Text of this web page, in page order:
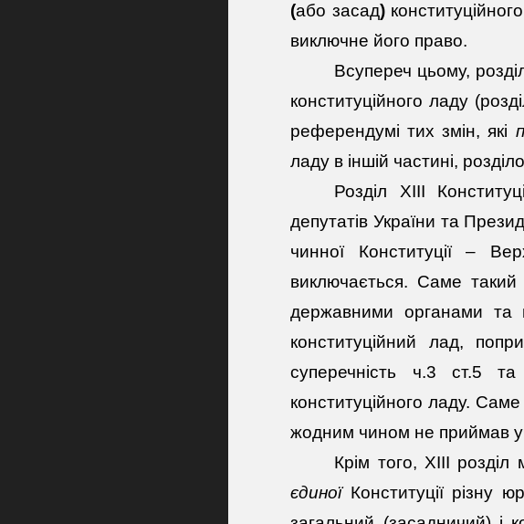
(або засад)
виключне його право.
Всупереч цьому,
конституційного ладу
референдумі тих змін, які
ладу в іншій частині,
Розділ ХІІІ
депутатів України та
чинної Конституції –
виключається. Саме такий
державними органами та
конституційний лад,
суперечність ч.3 ст.5 та
конституційного ладу.
жодним чином не приймав
Крім того, ХІІІ розділ
єдиноїКонституції різну